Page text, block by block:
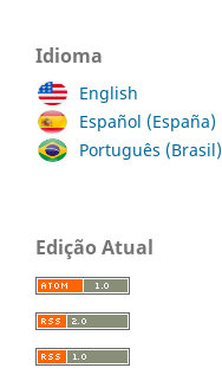
Idioma
English
Español (España)
Português (Brasil)
Edição Atual